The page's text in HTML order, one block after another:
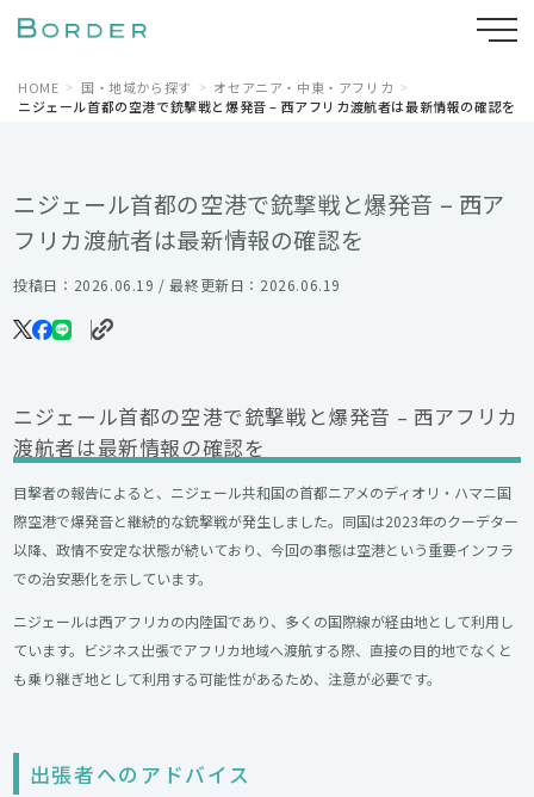
HOME 国・地域から探す
オセアニア・中東・アフリカ
ニジェール首都の空港で銃撃戦と爆発音 – 西アフリカ渡航者は最新情報の確認を
ニジェール首都の空港で銃撃戦と爆発音 – 西ア
フリカ渡航者は最新情報の確認を
投稿日：2026.06.19 / 最終更新日：2026.06.19
ニジェール首都の空港で銃撃戦と爆発音 – 西アフリカ
渡航者は最新情報の確認を
目撃者の報告によると、ニジェール共和国の首都ニアメのディオリ・ハマニ国
際空港で爆発音と継続的な銃撃戦が発生しました。同国は2023年のクーデター
以降、政情不安定な状態が続いており、今回の事態は空港という重要インフラ
での治安悪化を示しています。
ニジェールは西アフリカの内陸国であり、多くの国際線が経由地として利用し
ています。ビジネス出張でアフリカ地域へ渡航する際、直接の目的地でなくと
も乗り継ぎ地として利用する可能性があるため、注意が必要です。
出張者へのアドバイス